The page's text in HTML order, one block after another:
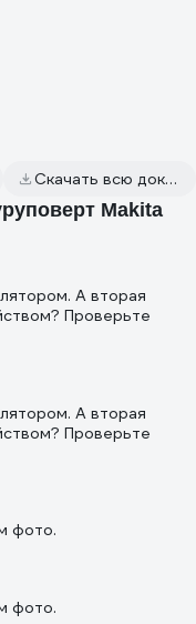
Скачать всю документацию
Makita
А вторая
Проверьте
А вторая
Проверьте
фото.
фото.